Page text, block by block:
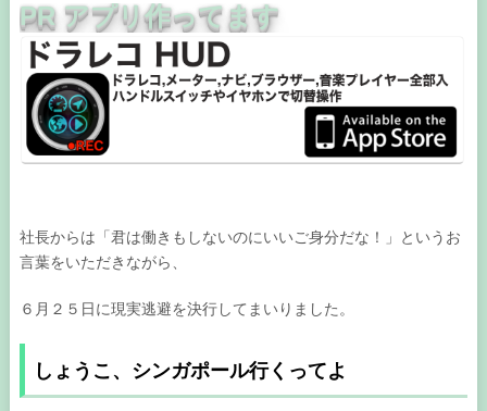
PR アプリ作ってます
社長からは「君は働きもしないのにいいご身分だな！」というお
言葉をいただきながら、
６月２５日に現実逃避を決行してまいりました。
しょうこ、シンガポール行くってよ